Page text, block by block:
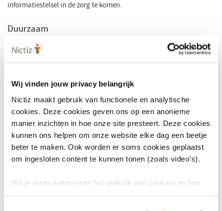
Wij vinden jouw privacy belangrijk
Nictiz maakt gebruik van functionele en analytische
cookies. Deze cookies geven ons op een anonieme
manier inzichten in hoe onze site presteert. Deze cookies
kunnen ons helpen om onze website elke dag een beetje
beter te maken. Ook worden er soms cookies geplaatst
om ingesloten content te kunnen tonen (zoals video’s).
Wil je meer weten over het gebruik van cookies en hoe
informatiestelsel in de zorg te komen.
Duurzaam
Het doel van een duurzaam informatiestelsel is de zorg beter,
landelijk en Europees gebied niet op zichzelf staan maar een
samenhangend geheel worden. Alleen dan kan sprake zijn van
overdracht en hergebruik van gegevens, minder medische fouten en
het terugdringen van registratielast. Nictiz ontwikkelt
informatiestandaarden en baseert zich daarbij zoveel mogelijk op
generieke componenten, zoals het gebruik van
zorginformatiebouwsten (zibs) en eenheid van taal (oa SNOMED).
wordt samenhang geborgd om te komen tot een duurzaam